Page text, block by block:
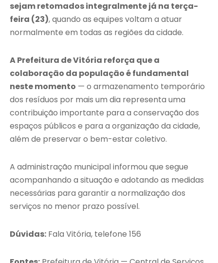
sejam retomados integralmente já na terça-
feira (23), quando as equipes voltam a atuar
normalmente em todas as regiões da cidade.
A Prefeitura de Vitória reforça que a
colaboração da população é fundamental
neste momento — o armazenamento temporário
dos resíduos por mais um dia representa uma
contribuição importante para a conservação dos
espaços públicos e para a organização da cidade,
além de preservar o bem-estar coletivo.
A administração municipal informou que segue
acompanhando a situação e adotando as medidas
necessárias para garantir a normalização dos
serviços no menor prazo possível.
Dúvidas: Fala Vitória, telefone 156